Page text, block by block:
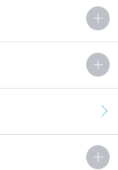
、子供もお気に入